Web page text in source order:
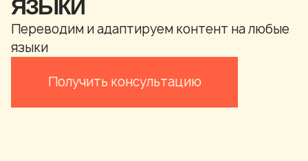
ЯЗЫКИ
Переводим и адаптируем контент на любые
языки
Получить консультацию